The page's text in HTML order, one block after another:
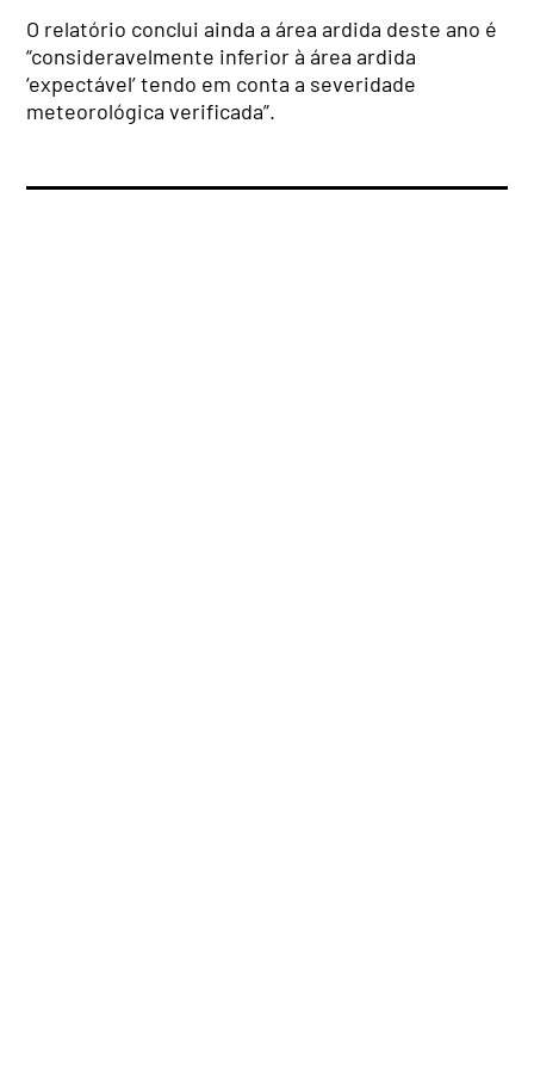
O relatório conclui ainda a área ardida deste ano é
“consideravelmente inferior à área ardida
‘expectável’ tendo em conta a severidade
meteorológica verificada”.